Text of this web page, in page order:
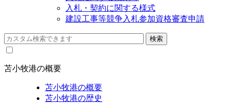
入札・契約に関する様式
建設工事等競争入札参加資格審査申請
苫小牧港の概要
苫小牧港の概要
苫小牧港の歴史